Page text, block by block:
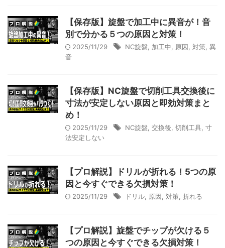
【保存版】旋盤で加工中に異音が！音
別で分かる５つの原因と対策！
2025/11/29 NC旋盤 加工中 原因 対策 異
音
【保存版】NC旋盤で切削工具交換後に
寸法が安定しない原因と即効対策まと
め！
2025/11/29 NC旋盤 交換後 切削工具 寸
法安定しない
【プロ解説】ドリルが折れる！5つの原
因と今すぐできる欠損対策！
2025/11/29 ドリル 原因 対策 折れる
【プロ解説】旋盤でチップが欠ける５
つの原因と今すぐできる欠損対策！